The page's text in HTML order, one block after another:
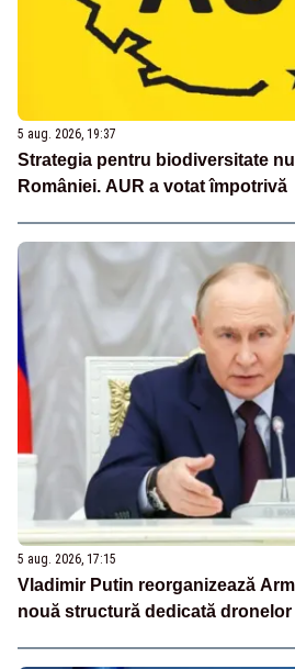
5 aug. 2026, 19:37
Strategia pentru biodiversitate
României. AUR a votat împotrivă
5 aug. 2026, 17:15
Vladimir Putin reorganizează
nouă structură dedicată dronelor